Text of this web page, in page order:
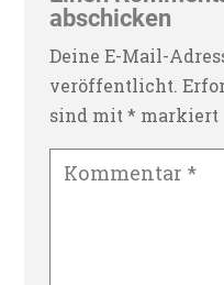
abschicken
Deine E-Mail-
veröffentlicht.
sind mit* markiert